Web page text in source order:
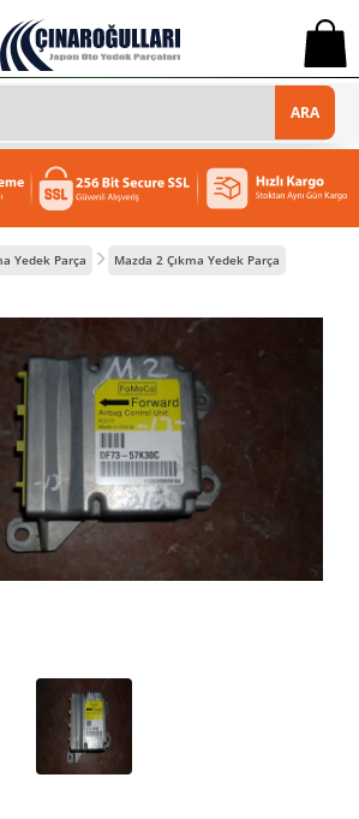
0
ARA
Yedek Parça Mazda 2 Çıkma Yedek Parça